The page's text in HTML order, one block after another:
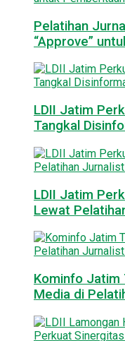
Pelatihan
“Approve”
LDII Jatim
Tangkal
LDII Jatim
Lewat
Kominfo Jatim
Media di